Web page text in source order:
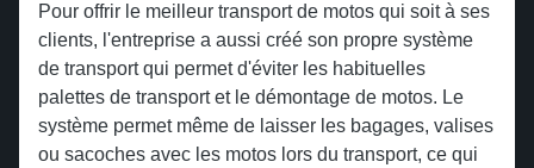
Pour offrir le meilleur transport de motos qui soit à ses
clients, l'entreprise a aussi créé son propre système
de transport qui permet d'éviter les habituelles
palettes de transport et le démontage de motos. Le
système permet même de laisser les bagages, valises
ou sacoches avec les motos lors du transport, ce qui